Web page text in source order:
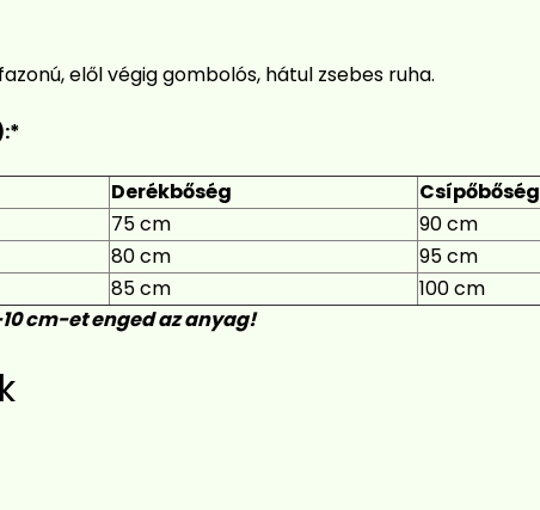
elől végig gombolós, hátul zsebes ruha.
Derékbőség
Csípőbőség
75 cm
90 cm
80 cm
95 cm
85 cm
100 cm
cm-et enged az anyag!